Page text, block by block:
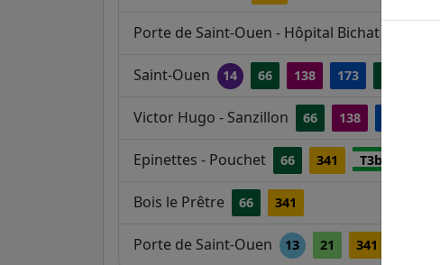
Porte de Saint-Ouen - Hôpital Bichat
Saint-Ouen 14 66 138 173
Victor Hugo - Sanzillon 66 138
Epinettes - Pouchet 66 341 T3b
Bois le Prêtre 66 341
Porte de Saint-Ouen 13 21 341